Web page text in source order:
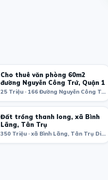
Cho thuê văn phòng 60m2
đường Nguyễn Công Trứ, Quận 1
25 Triệu · 166 Đường Nguyễn Công Trứ, Nguyễn Thái Bình, Quận 1, Thành phố Hồ Chí Minh, Việt Nam
Đất trồng thanh long, xã Bình
Lãng, Tân Trụ
350 Triệu · xã Bình Lãng, Tân Trụ District, Long An Province, Vietnam